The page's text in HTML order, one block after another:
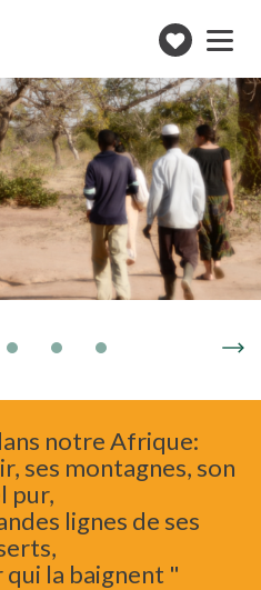
un
don
Toggle
navigation
notre Afrique:
ses montagnes, son
pur,
lignes de ses
la baignent "